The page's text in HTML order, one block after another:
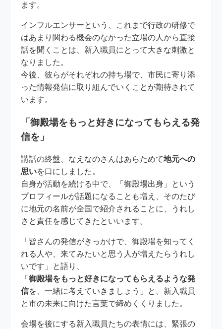
ます。
インフルエンサーという、これまで行政の研修で
はあまり関わる機会のなかった立場の人から直接
話を聞くことは、新入職員にとって大きな刺激と
なりました。
今後、彼らがそれぞれの持ち場で、市民に寄り添
った情報発信に取り組んでいくことが期待されて
います。
「御殿場をもっと好きになってもらえる発
信を」
講話の終盤、なえなのさんはあらためて地元への
思いを口にしました。
自身が活動を続ける中で、「御殿場出身」という
プロフィールが話題になることも増え、そのたび
に地元の名前が全国で紹介されることに、うれし
さと責任を感じてきたといいます。
「皆さんの発信がきっかけで、御殿場を知ってく
れる人や、来てみたいと思う人が増えたらうれし
いです」と語り、
「御殿場をもっと好きになってもらえるような発
信を、一緒に考えていきましょう」と、新入職員
と市の未来に向けた言葉で締めくくりました。
会場を後にする新入職員たちの表情には、緊張の